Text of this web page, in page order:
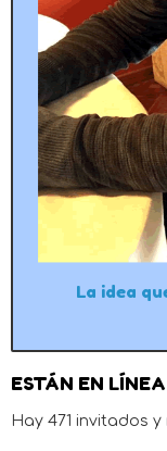
La idea
ESTÁN EN LÍNEA
Hay 471 invitados